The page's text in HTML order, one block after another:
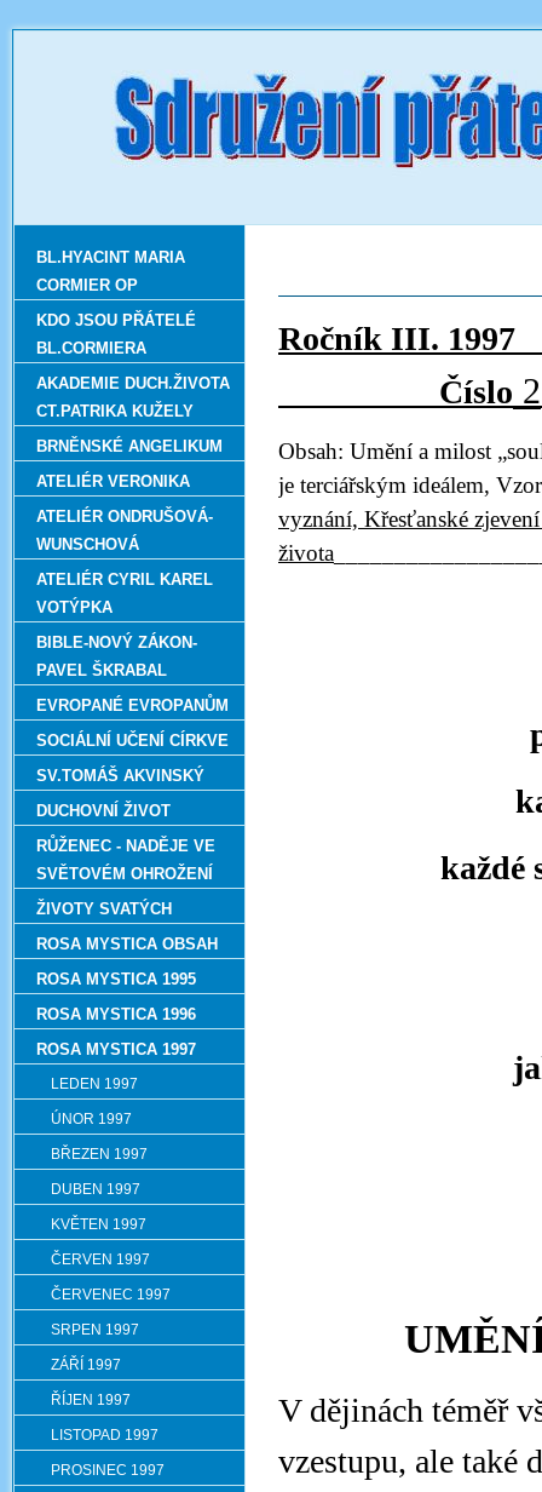
Číslo 2
Obsah: Umění a milost
je terciářským ideálem,
vyznání, Křesťanské
života
každé
V dějinách téměř
vzestupu, ale také
BL.HYACINT MARIA
CORMIER OP
KDO JSOU PŘÁTELÉ
BL.CORMIERA
AKADEMIE DUCH.ŽIVOTA
CT.PATRIKA KUŽELY
BRNĚNSKÉ ANGELIKUM
ATELIÉR VERONIKA
ATELIÉR ONDRUŠOVÁ-
WUNSCHOVÁ
ATELIÉR CYRIL KAREL
VOTÝPKA
BIBLE-NOVÝ ZÁKON-
PAVEL ŠKRABAL
EVROPANÉ EVROPANŮM
SOCIÁLNÍ UČENÍ CÍRKVE
SV.TOMÁŠ AKVINSKÝ
DUCHOVNÍ ŽIVOT
RŮŽENEC - NADĚJE VE
SVĚTOVÉM OHROŽENÍ
ŽIVOTY SVATÝCH
ROSA MYSTICA OBSAH
ROSA MYSTICA 1995
ROSA MYSTICA 1996
ROSA MYSTICA 1997
LEDEN 1997
ÚNOR 1997
BŘEZEN 1997
DUBEN 1997
KVĚTEN 1997
ČERVEN 1997
ČERVENEC 1997
SRPEN 1997
ZÁŘÍ 1997
ŘÍJEN 1997
LISTOPAD 1997
PROSINEC 1997